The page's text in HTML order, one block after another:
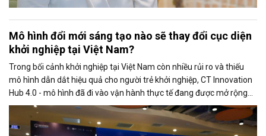
Mô hình đổi mới sáng tạo nào sẽ thay đổi cục diện
khởi nghiệp tại Việt Nam?
Trong bối cảnh khởi nghiệp tại Việt Nam còn nhiều rủi ro và thiếu
mô hình dẫn dắt hiệu quả cho người trẻ khởi nghiệp, CT Innovation
Hub 4.0 - mô hình đã đi vào vận hành thực tế đang được mở rộng
và có khả năng nhượng quyền trên toàn quốc.